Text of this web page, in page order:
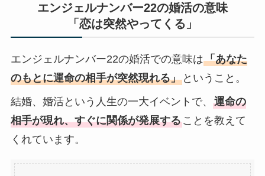
エンジェルナンバー22の婚活の意味
「恋は突然やってくる」
エンジェルナンバー22の婚活での意味は「あなた
のもとに運命の相手が突然現れる」ということ。
結婚、婚活という人生の一大イベントで、 運命の
相手が現れ、すぐに関係が発展することを教えて
くれています。